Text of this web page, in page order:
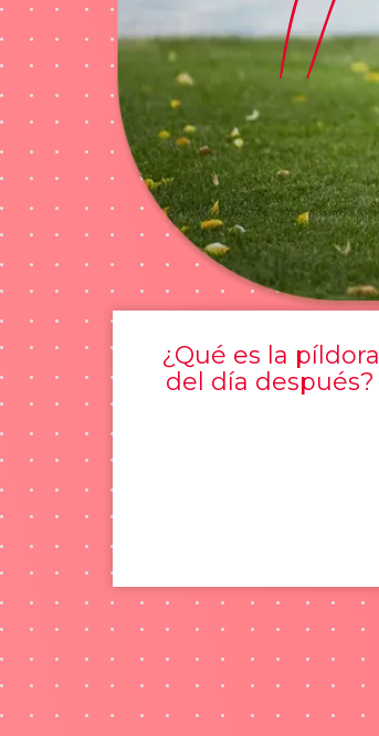
¿Qué es la píldora
del día después?